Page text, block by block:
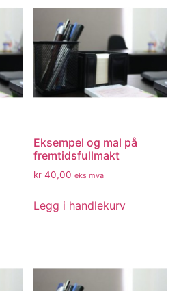
Eksempel og mal på
fremtidsfullmakt
kr 40,00 eks mva
Legg i handlekurv